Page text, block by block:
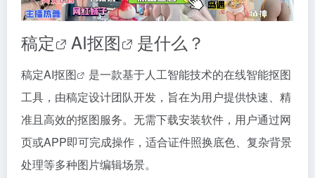
稿定 AI抠图 是什么？
稿定AI抠图
是一款基于人工智能技术的在线智能抠图
工具，由稿定设计团队开发，旨在为用户提供快速、精
准且高效的抠图服务。无需下载安装软件，用户通过网
页或APP即可完成操作，适合证件照换底色、复杂背景
处理等多种图片编辑场景。